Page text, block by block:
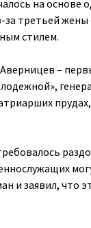
на основе
за третьей жены
стилем.
–
и заявил, что